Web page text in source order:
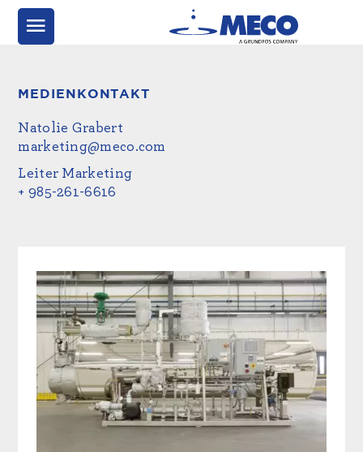
MEDIENKONTAKT
Natolie Grabert
marketing@meco.com
Leiter Marketing
+ 985-261-6616